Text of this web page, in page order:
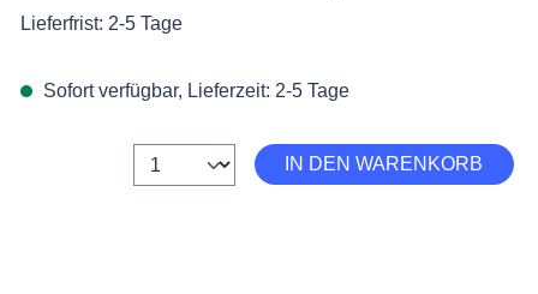
5 von 5 Sternen
Lieferfrist: 2-5 Tage
Sofort verfügbar, Lieferzeit: 2-5 Tage
Anzahl IN DEN WARENKORB